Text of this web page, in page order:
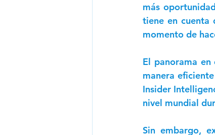
más
tiene en cuenta
momento de
El panorama en
manera
Insider
nivel mundial
Sin embargo,